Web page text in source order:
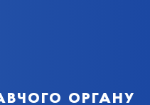
органу